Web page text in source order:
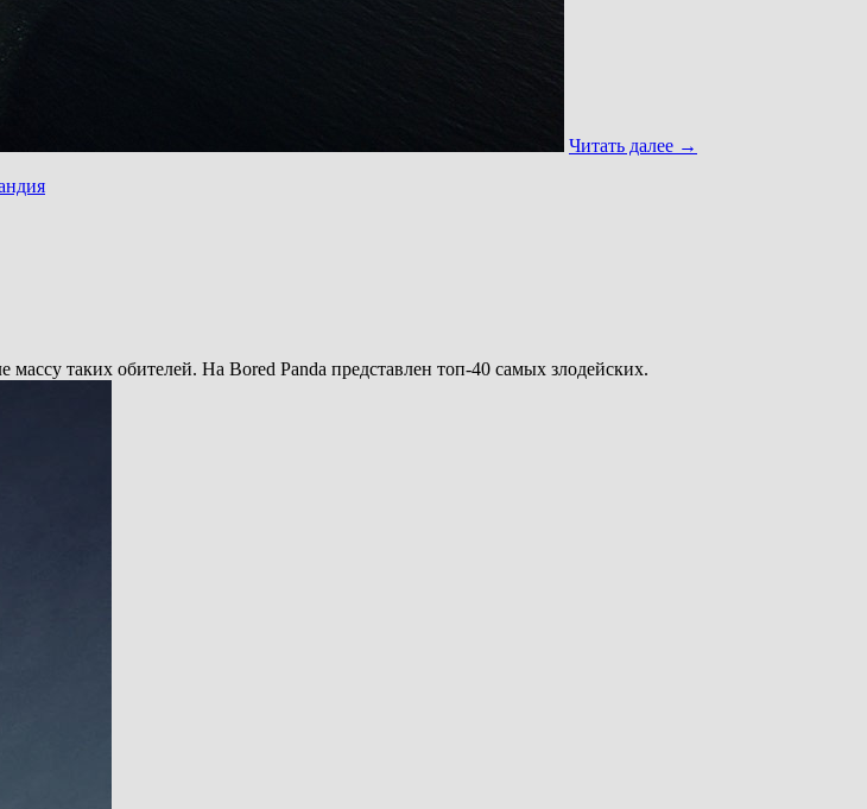
Читать далее →
таких обителей. На Bored Panda представлен топ-40 самых злодейских.